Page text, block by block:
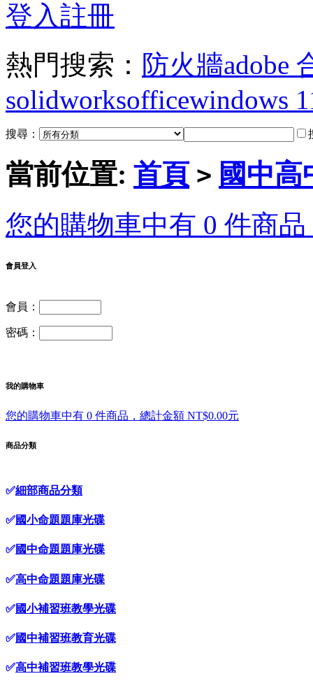
登入註冊
熱門搜索： 防火牆adobe
solidworksofficewindows
搜尋：
當前位置: 首頁 > 國中高
您的購物車中有 0 件商
會員登入
會員：
密碼：
我的購物車
您的購物車中有 0 件商品，總計金額 NT$0.00元
商品分類
✅細部商品分類
✅國小命題題庫光碟
✅國中命題題庫光碟
✅高中命題題庫光碟
✅國小補習班教學光碟
✅國中補習班教育光碟
✅高中補習班教學光碟